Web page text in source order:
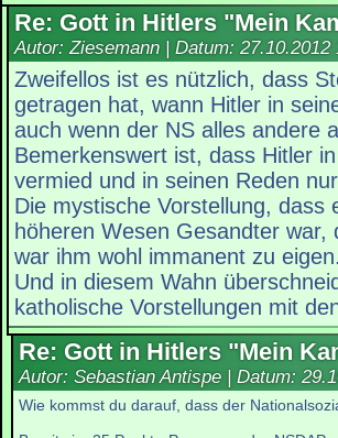
Re: Gott in Hitlers "Mein
Autor: Ziesemann | Datum: 27.10.2012
Zweifellos ist es nützlich, dass
getragen hat, wann Hitler in
auch wenn der NS alles andere
Bemerkenswert ist, dass Hitler
vermied und in seinen Reden
Die mystische Vorstellung, dass
höheren Wesen Gesandter
war ihm wohl immanent zu eigen.
Und in diesem Wahn
katholische Vorstellungen mit
Re: Gott in Hitlers "Mein
Autor: Sebastian Antispe | Datum:
Wie kommst du darauf, dass der